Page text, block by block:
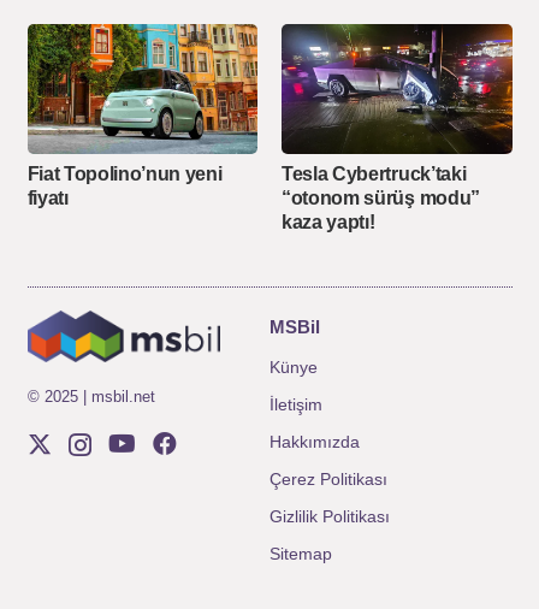
Fiat Topolino’nun yeni
fiyatı
Tesla Cybertruck’taki
“otonom sürüş modu”
kaza yaptı!
© 2025 | msbil.net
MSBil
Künye
İletişim
Hakkımızda
Çerez Politikası
Gizlilik Politikası
Sitemap